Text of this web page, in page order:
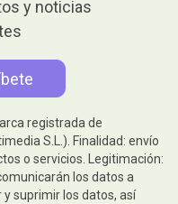
y noticias
registrada de
S.L.). Finalidad: envío
o servicios. Legitimación:
los datos a
suprimir los datos, así